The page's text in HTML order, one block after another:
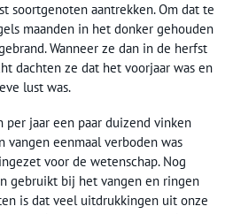
soortgenoten aantrekken. Om dat te
maanden in het donker gehouden
Wanneer ze dan in de herfst
dachten ze dat het voorjaar was en
lust was.
per jaar een paar duizend vinken
vangen eenmaal verboden was
voor de wetenschap. Nog
gebruikt bij het vangen en ringen
is dat veel uitdrukkingen uit onze